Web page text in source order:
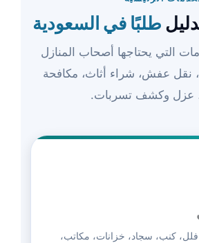
طلبًا في السعودية
التي يحتاجها أصحاب المنازل
نقل عفش، شراء أثاث، مكافحة
عزل وكشف تسربات.
كنب، سجاد، خزانات، مكاتب،